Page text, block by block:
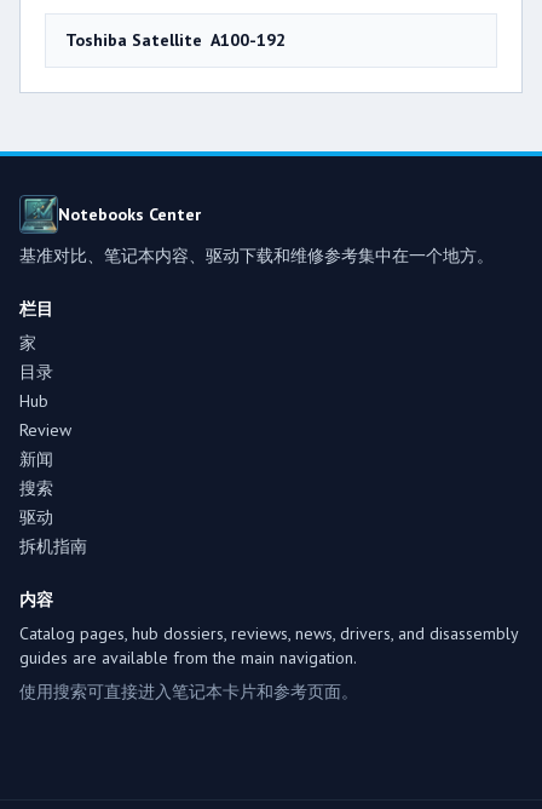
Toshiba Satellite A100-192
Notebooks Center
基准对比、笔记本内容、驱动下载和维修参考集中在一个地方。
栏目
家
目录
Hub
Review
新闻
搜索
驱动
拆机指南
内容
Catalog pages, hub dossiers, reviews, news, drivers, and disassembly
guides are available from the main navigation.
使用搜索可直接进入笔记本卡片和参考页面。